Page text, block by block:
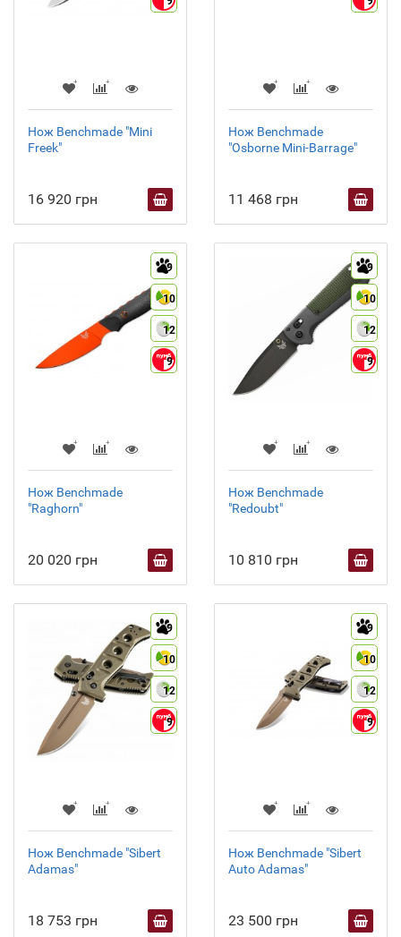
Нож Benchmade "Mini
Freek"
16 920 грн
Нож Benchmade
"Osborne Mini-Barrage"
11 468 грн
9
10
12
9
Нож Benchmade
"Raghorn"
20 020 грн
9
10
12
9
Нож Benchmade
"Redoubt"
10 810 грн
9
10
12
9
Нож Benchmade "Sibert
Adamas"
18 753 грн
9
10
12
9
Нож Benchmade "Sibert
Auto Adamas"
23 500 грн